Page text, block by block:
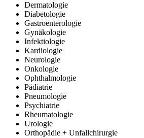
Dermatologie
Diabetologie
Gastroenterologie
Gynäkologie
Infektiologie
Kardiologie
Neurologie
Onkologie
Ophthalmologie
Pädiatrie
Pneumologie
Psychiatrie
Rheumatologie
Urologie
Orthopädie + Unfallchirurgie